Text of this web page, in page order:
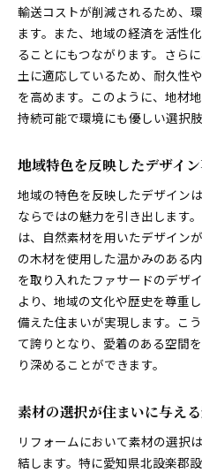
輸送コストが削減されるため、
ます。また、地域の経済を活性
ることにもつながります。さら
土に適応しているため、耐久性
を高めます。このように、地材
持続可能で環境にも優しい選択
地域特色を反映したデザイ
地域の特色を反映したデザイン
ならではの魅力を引き出します
は、自然素材を用いたデザイン
の木材を使用した温かみのある
を取り入れたファサードのデザ
より、地域の文化や歴史を尊重
備えた住まいが実現します。こ
て誇りとなり、愛着のある空間
り深めることができます。
素材の選択が住まいに与え
リフォームにおいて素材の選択
結します。特に愛知県北設楽郡